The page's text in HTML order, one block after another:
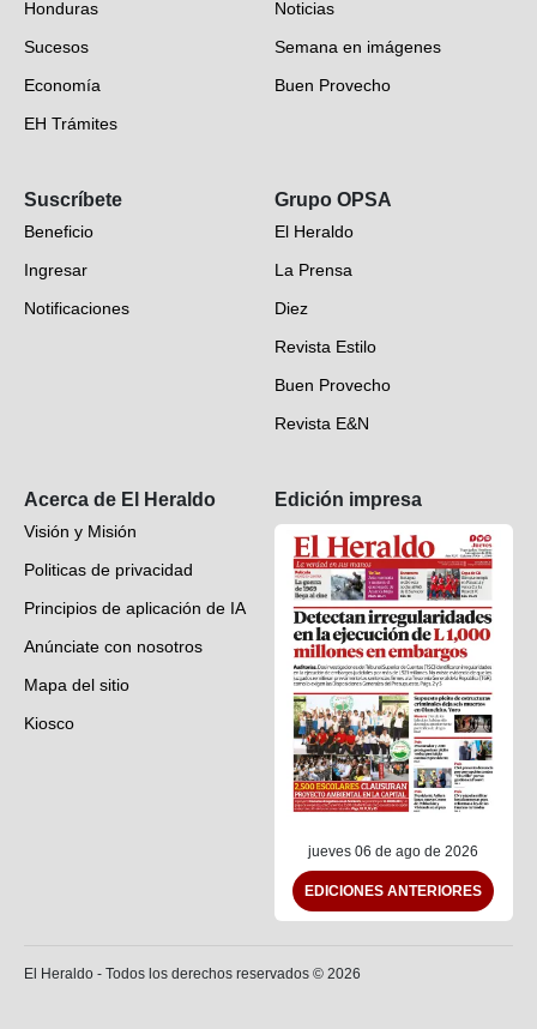
Honduras
Sucesos
Economía
EH Trámites
EH Verifica
Fotogalerías
Deportes
Videos
Noticias
Semana en imágenes
Buen Provecho
Suscríbete
Beneficio
Ingresar
Notificaciones
Grupo OPSA
El Heraldo
La Prensa
Diez
Revista Estilo
Buen Provecho
Revista E&N
Acerca de El Heraldo
Visión y Misión
Politicas de privacidad
Principios de aplicación de IA
Anúnciate con nosotros
Mapa del sitio
Kiosco
Edición impresa
jueves 06 de ago de 2026
EDICIONES ANTERIORES
El Heraldo - Todos los derechos reservados © 2026